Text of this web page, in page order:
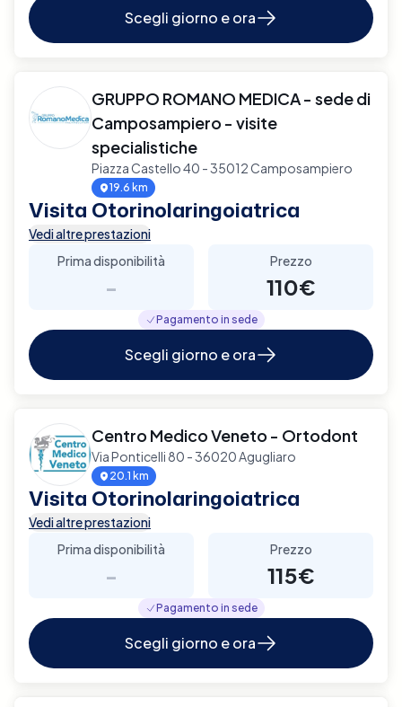
Scegli giorno e ora
GRUPPO ROMANO MEDICA - sede di
Camposampiero - visite
specialistiche
Piazza Castello 40 - 35012 Camposampiero
19.6 km
Visita Otorinolaringoiatrica
Vedi altre prestazioni
Prima disponibilità
-
Prezzo
110€
Pagamento in sede
Scegli giorno e ora
Centro Medico Veneto - Ortodont
Via Ponticelli 80 - 36020 Agugliaro
20.1 km
Visita Otorinolaringoiatrica
Vedi altre prestazioni
Prima disponibilità
-
Prezzo
115€
Pagamento in sede
Scegli giorno e ora